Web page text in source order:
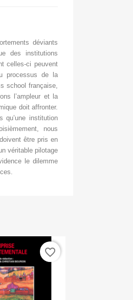
déviants
des institutions
celles-ci peuvent
processus de la
school française,
l’ampleur et la
doit affronter.
qu’une institution
nous
être pris en
véritable pilotage
le dilemme
favorite_border